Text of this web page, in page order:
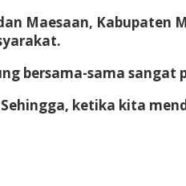
Maesaan, Kabupaten
bersama-sama sangat
ketika kita